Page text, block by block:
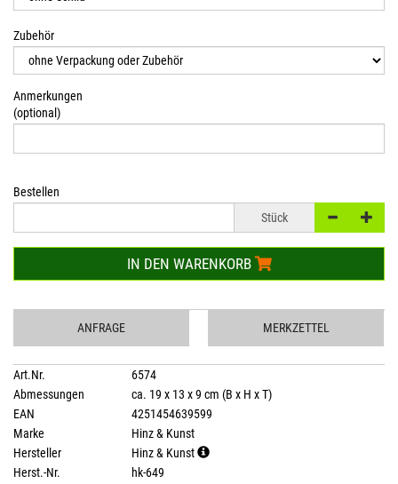
Zubehör
Anmerkungen
(optional)
Bestellen
Stück
IN DEN WARENKORB
ANFRAGE MERKZETTEL
Art.Nr.
6574
Abmessungen
ca. 19 x 13 x 9 cm (B x H x T)
EAN
4251454639599
Marke
Hinz & Kunst
Hersteller
Hinz & Kunst
Herst.-Nr.
hk-649